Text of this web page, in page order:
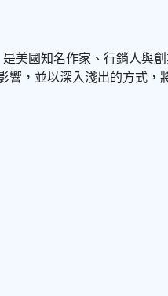
是美國知名作家、行銷人
響，並以深入淺出的方式